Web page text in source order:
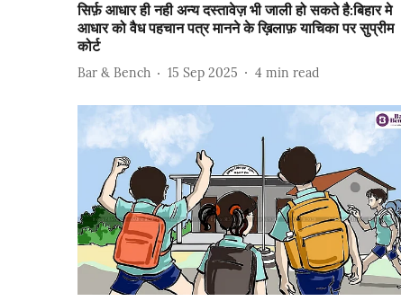
सिर्फ़ आधार ही नही अन्य दस्तावेज़ भी जाली हो सकते है:बिहार मे
आधार को वैध पहचान पत्र मानने के ख़िलाफ़ याचिका पर सुप्रीम
कोर्ट
Bar & Bench 15 Sep 2025 4 min read